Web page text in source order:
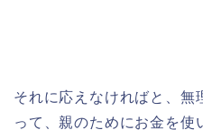
それに応えなければと、無
って、親のためにお金を使